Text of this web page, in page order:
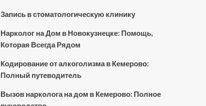
Запись в стоматологическую клинику
Нарколог на Дом в Новокузнецке: Помощь,
Которая Всегда Рядом
Кодирование от алкоголизма в Кемерово:
Полный путеводитель
Вызов нарколога на дом в Кемерово: Полное